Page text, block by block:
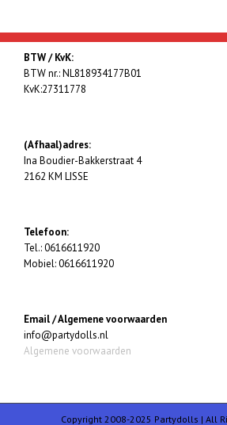
BTW / KvK:
BTW nr.: NL818934177B01
KvK:27311778
(Afhaal)adres:
Ina Boudier-Bakkerstraat 4
2162 KM LISSE
Telefoon:
Tel.: 0616611920
Mobiel: 0616611920
Email / Algemene voorwaarden
info@partydolls.nl
Algemene voorwaarden
Copyright 2008-2025 Partydolls | All